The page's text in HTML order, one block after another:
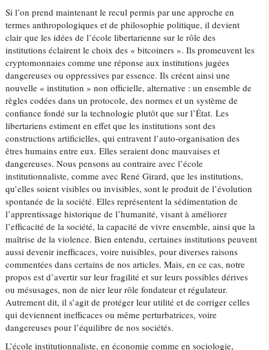
Si l’on prend maintenant le recul permis par une approche en
termes anthropologiques et de philosophie politique, il devient
clair que les idées de l’école libertarienne sur le rôle des
institutions éclairent le choix des « bitcoiners ». Ils promeuvent les
cryptomonnaies comme une réponse aux institutions jugées
dangereuses ou oppressives par essence. Ils créent ainsi une
nouvelle « institution » non officielle, alternative : un ensemble de
règles codées dans un protocole, des normes et un système de
confiance fondé sur la technologie plutôt que sur l’État. Les
libertariens estiment en effet que les institutions sont des
constructions artificielles, qui entravent l’auto-organisation des
êtres humains entre eux. Elles seraient donc mauvaises et
dangereuses. Nous pensons au contraire avec l’école
institutionnaliste, comme avec René Girard, que les institutions,
qu’elles soient visibles ou invisibles, sont le produit de l’évolution
spontanée de la société. Elles représentent la sédimentation de
l’apprentissage historique de l’humanité, visant à améliorer
l’efficacité de la société, la capacité de vivre ensemble, ainsi que la
maîtrise de la violence. Bien entendu, certaines institutions peuvent
aussi devenir inefficaces, voire nuisibles, pour diverses raisons
commentées dans certains de nos articles. Mais, en ce cas, notre
propos est d’avertir sur leur fragilité et sur leurs possibles dérives
ou mésusages, non de nier leur rôle fondateur et régulateur.
Autrement dit, il s’agit de protéger leur utilité et de corriger celles
qui deviennent inefficaces ou même perturbatrices, voire
dangereuses pour l’équilibre de nos sociétés.
L’école institutionnaliste, en économie comme en sociologie,